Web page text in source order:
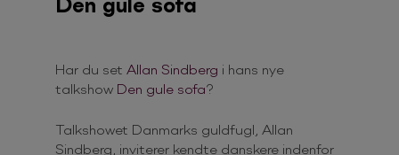
Har du set Allan Sindberg i hans nye
talkshow Den gule sofa?
Talkshowet Danmarks guldfugl, Allan
Sindberg, inviterer kendte danskere indenfor